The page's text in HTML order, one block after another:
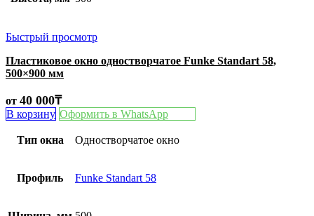
Быстрый просмотр
Пластиковое окно одностворчатое Funke Standart 58,
500×900 мм
от 40 000₸
В корзину Оформить в WhatsApp
Тип окна Одностворчатое окно
Профиль Funke Standart 58